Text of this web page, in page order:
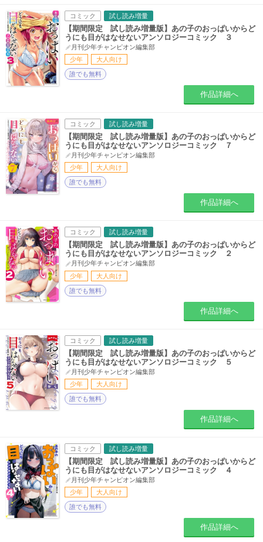
コミック 試し読み増量
【期間限定 試し読み増量版】あの子のおっぱいからど
うにも目がはなせないアンソロジーコミック ３
月刊少年チャンピオン編集部
少年
大人向け
誰でも無料
作品詳細へ
コミック 試し読み増量
【期間限定 試し読み増量版】あの子のおっぱいからど
うにも目がはなせないアンソロジーコミック ７
月刊少年チャンピオン編集部
少年
大人向け
誰でも無料
作品詳細へ
コミック 試し読み増量
【期間限定 試し読み増量版】あの子のおっぱいからど
うにも目がはなせないアンソロジーコミック ２
月刊少年チャンピオン編集部
少年
大人向け
誰でも無料
作品詳細へ
コミック 試し読み増量
【期間限定 試し読み増量版】あの子のおっぱいからど
うにも目がはなせないアンソロジーコミック ５
月刊少年チャンピオン編集部
少年
大人向け
誰でも無料
作品詳細へ
コミック 試し読み増量
【期間限定 試し読み増量版】あの子のおっぱいからど
うにも目がはなせないアンソロジーコミック ４
月刊少年チャンピオン編集部
少年
大人向け
誰でも無料
作品詳細へ